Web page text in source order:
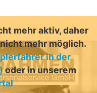
mehr aktiv, daher
mehr möglich.
in der
oder in unserem